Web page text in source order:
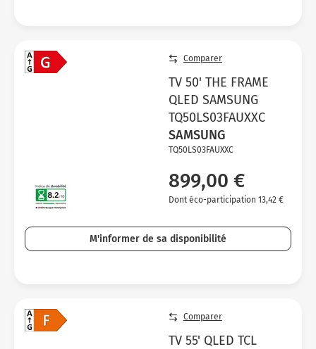
Comparer
TV 50' THE FRAME
QLED SAMSUNG
TQ50LS03FAUXXC
SAMSUNG
TQ50LS03FAUXXC
899,00 €
Dont éco-participation 13,42 €
M'informer de sa disponibilité
Comparer
TV 55' QLED TCL